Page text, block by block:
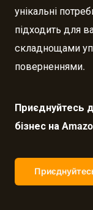
унікальні
підходить для
складнощами
поверненнями.
Приєднуйтесь
бізнес на